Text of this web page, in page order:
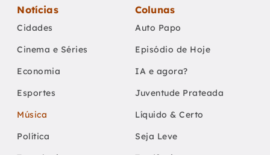
Notícias
Cidades
Cinema e Séries
Economia
Esportes
Música
Política
Colunas
Auto Papo
Episódio de Hoje
IA e agora?
Juventude Prateada
Líquido & Certo
Seja Leve